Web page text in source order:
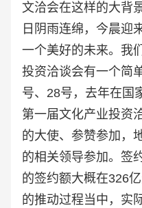
文洽会在这样的大背
日阴雨连绵，今晨迎
一个美好的未来。我
投资洽谈会有一个简
号、28号，去年在国
第一届文化产业投资
的大使、参赞参加，
的相关领导参加。签
的签约额大概在326
的推动过程当中，实